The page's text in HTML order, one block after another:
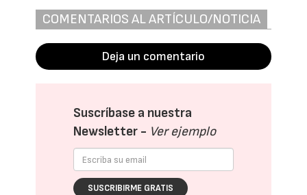
COMENTARIOS AL ARTÍCULO/NOTICIA
Deja un comentario
Suscríbase a nuestra
Newsletter - Ver ejemplo
SUSCRIBIRME GRATIS